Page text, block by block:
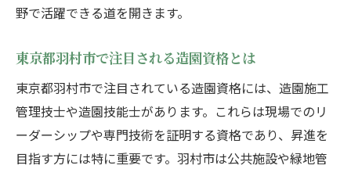
野で活躍できる道を開きます。
東京都羽村市で注目される造園資格とは
東京都羽村市で注目されている造園資格には、造園施工
管理技士や造園技能士があります。これらは現場でのリ
ーダーシップや専門技術を証明する資格であり、昇進を
目指す方には特に重要です。羽村市は公共施設や緑地管